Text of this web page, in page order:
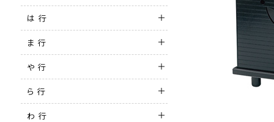
は 行
ま 行
や 行
ら 行
わ 行